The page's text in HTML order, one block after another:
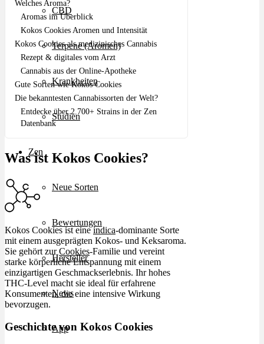
CBD
Terpene (Aromen)
Krankheiten
Studien
Zen
Neue Sorten
Bewertungen
Hersteller
News
App
Welches Aroma?
Aromas im Überblick
Kokos Cookies Aromen und Intensität
Kokos Cookies als medizinisches Cannabis
Rezept & digitales vom Arzt
Cannabis aus der Online-Apotheke
Gute Sorten wie Kokos Cookies
Die bekanntesten Cannabissorten der Welt?
Entdecke über 2.700+ Strains in der Zen
Datenbank
Was ist Kokos Cookies?
Kokos Cookies ist eineindica-dominante Sorte
mit einem ausgeprägten Kokos- und Keksaroma.
Sie gehört zurCookies-Familie und vereint
starke körperliche Entspannung mit einem
einzigartigen Geschmackserlebnis. Ihr hohes
THC-Level macht sie ideal für erfahrene
Konsumenten, die eine intensive Wirkung
bevorzugen.
Geschichte von Kokos Cookies